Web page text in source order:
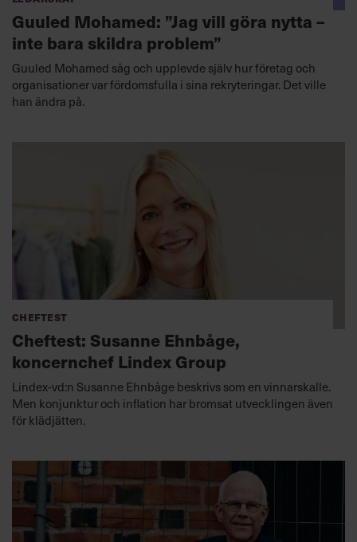
Guuled Mohamed: ”Jag vill göra nytta –
inte bara skildra problem”
Guuled Mohamed såg och upplevde själv hur företag och
organisationer var fördomsfulla i sina rekryteringar. Det ville
han ändra på.
Cheftest
Cheftest: Susanne Ehnbåge,
koncernchef Lindex Group
Lindex-vd:n Susanne Ehnbåge beskrivs som en vinnarskalle.
Men konjunktur och inflation har bromsat utvecklingen även
för klädjätten.